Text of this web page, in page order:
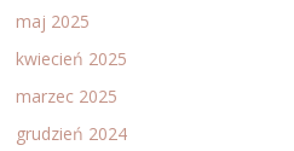
maj 2025
kwiecień 2025
marzec 2025
grudzień 2024